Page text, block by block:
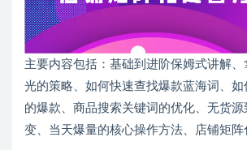
主要内容包括：基础到进阶保姆式讲解
光的策略、如何快速查找爆款蓝海词、如
的爆款、商品搜索关键词的优化、无货
变、当天爆量的核心操作方法、店铺矩阵